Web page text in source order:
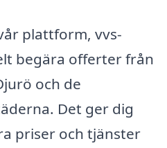
plattform, vvs-
begära offerter från
och de
Det ger dig
priser och tjänster